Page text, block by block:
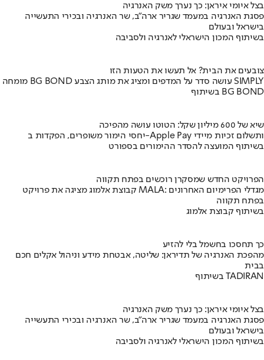
בצל איומי איראן: כך נערך משק האנרגיה
פסגת האנרגיה במעמד שגריר ארה"ב, שר האנרגיה ובכירי התעשייה
בישראל ובעולם
בשיתוף המכון הישראלי לאנרגיה ולסביבה
צובעים את הבית? אל תעשו את הטעות הזו
מומחה BG BOND עושה סדר על המדפים ומציג את מותג הצבע SIMPLY
בשיתוף BG BOND
שיא של 600 מיליון שקל: הטוטו עושה מהפיכה
יחסי הימור משופרים, הפקדות ב-Apple Pay ותשלום זכיות מיידי
בשיתוף המועצה להסדר ההימורים בספורט
הפרויקט החדש שמסקרן רוכשים בפתח תקווה
קבוצת אלמוג מציגה את פרויקט MALA: מגדלי הפרימיום האחרונים
בפתח תקווה
בשיתוף קבוצת אלמוג
כך תחסכו בחשמל בלי להזיע
מהפכת האנרגיה של תדיראן: שליטה, אבטחת מידע וניהול אקלים חכם
בבית
בשיתוף TADIRAN
בצל איומי איראן: כך נערך משק האנרגיה
פסגת האנרגיה במעמד שגריר ארה"ב, שר האנרגיה ובכירי התעשייה
בישראל ובעולם
בשיתוף המכון הישראלי לאנרגיה ולסביבה